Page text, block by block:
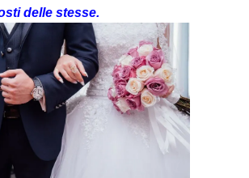
delle stesse.